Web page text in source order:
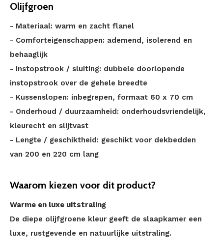
Olijfgroen
- Materiaal: warm en zacht flanel
- Comforteigenschappen: ademend, isolerend en
behaaglijk
- Instopstrook / sluiting: dubbele doorlopende
instopstrook over de gehele breedte
- Kussenslopen: inbegrepen, formaat 60 x 70 cm
- Onderhoud / duurzaamheid: onderhoudsvriendelijk,
kleurecht en slijtvast
- Lengte / geschiktheid: geschikt voor dekbedden
van 200 en 220 cm lang
Waarom kiezen voor dit product?
Warme en luxe uitstraling
De diepe olijfgroene kleur geeft de slaapkamer een
luxe, rustgevende en natuurlijke uitstraling.